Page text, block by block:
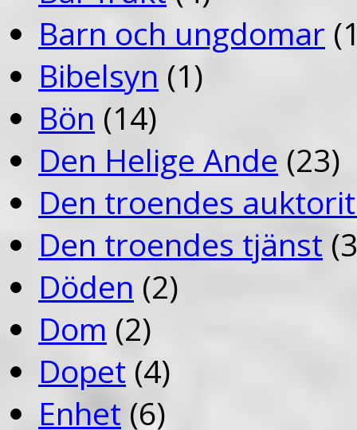
Barn och ungdomar
Bibelsyn (1)
Bön (14)
Den Helige Ande (23)
Den troendes
Den troendes tjänst
Döden (2)
Dom (2)
Dopet (4)
Enhet (6)